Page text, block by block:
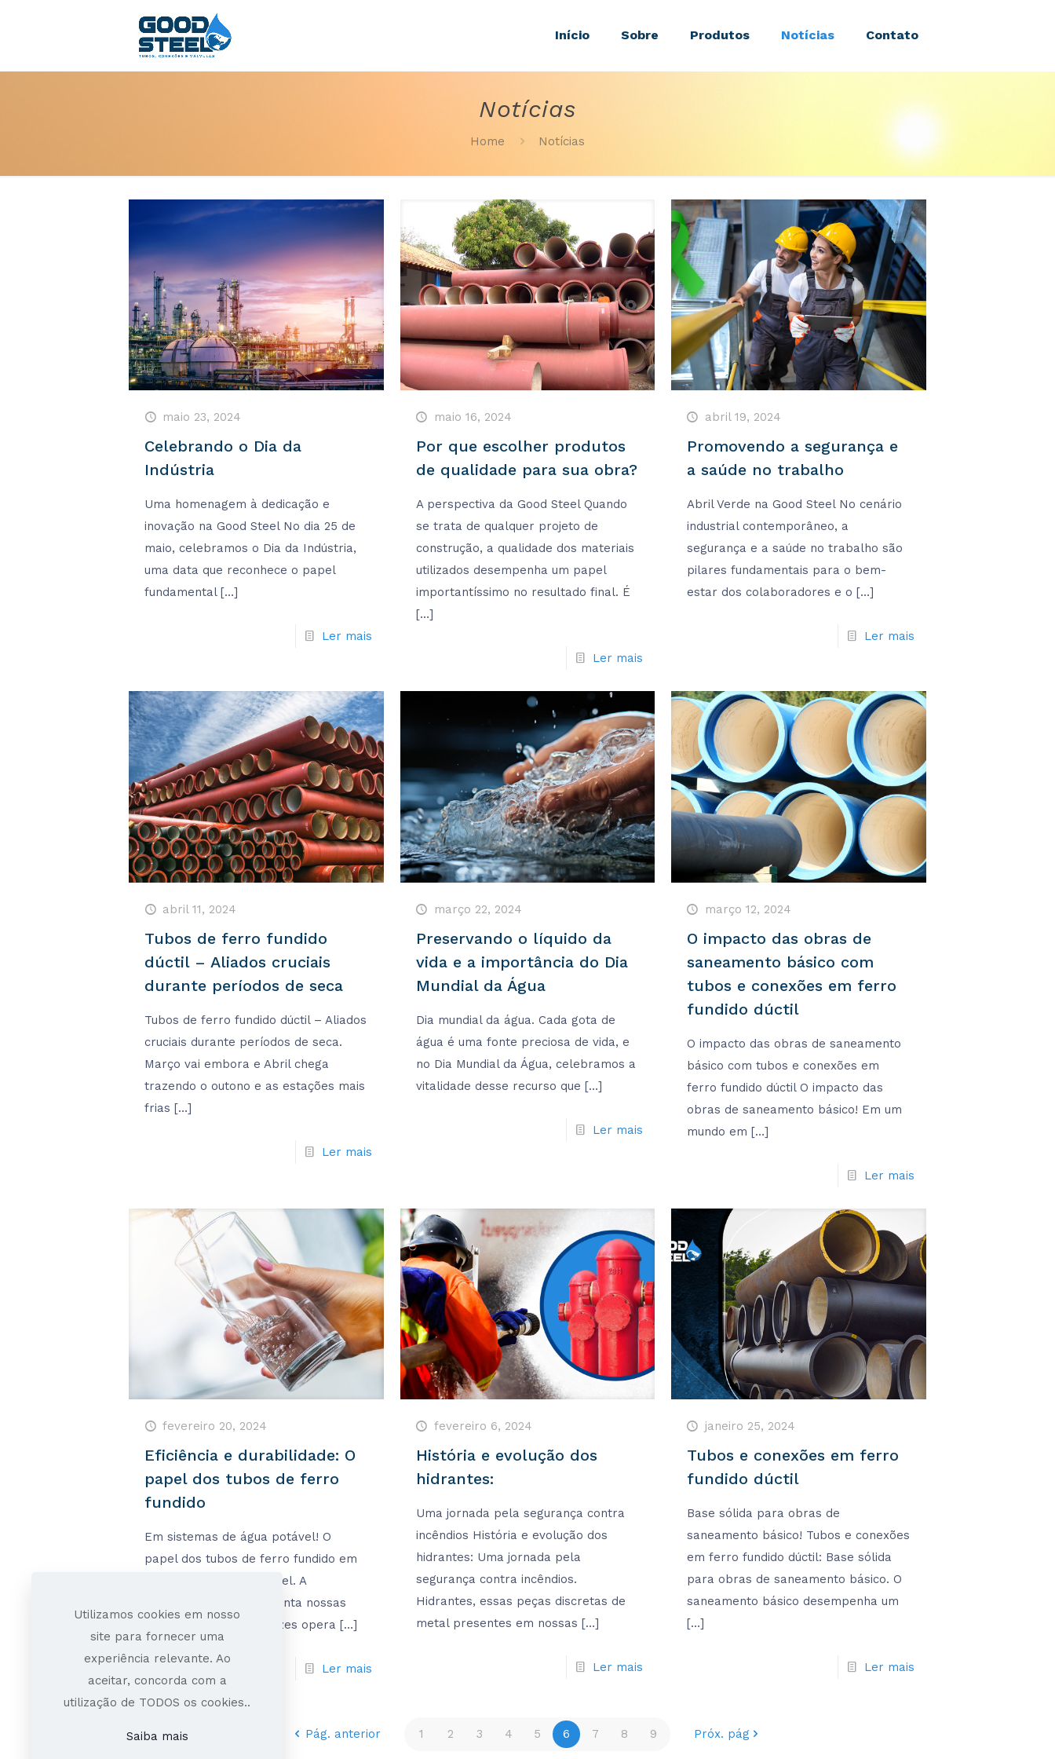
Início Sobre Produtos Notícias Contato
Notícias
Home Notícias
maio 23, 2024
Celebrando o Dia da
Indústria
Uma homenagem à dedicação e
inovação na Good Steel No dia 25 de
maio, celebramos o Dia da Indústria,
uma data que reconhece o papel
fundamental[…]
Ler mais
maio 16, 2024
Por que escolher produtos
de qualidade para sua obra?
A perspectiva da Good Steel Quando
se trata de qualquer projeto de
construção, a qualidade dos materiais
utilizados desempenha um papel
importantíssimo no resultado final. É
[…]
Ler mais
abril 19, 2024
Promovendo a segurança e
a saúde no trabalho
Abril Verde na Good Steel No cenário
industrial contemporâneo, a
segurança e a saúde no trabalho são
pilares fundamentais para o bem-
estar dos colaboradores e o […]
Ler mais
abril 11, 2024
Tubos de ferro fundido
dúctil – Aliados cruciais
durante períodos de seca
Tubos de ferro fundido dúctil – Aliados
cruciais durante períodos de seca.
Março vai embora e Abril chega
trazendo o outono e as estações mais
frias […]
Ler mais
março 22, 2024
Preservando o líquido da
vida e a importância do Dia
Mundial da Água
Dia mundial da água. Cada gota de
água é uma fonte preciosa de vida, e
no Dia Mundial da Água, celebramos a
vitalidade desse recurso que […]
Ler mais
março 12, 2024
O impacto das obras de
saneamento básico com
tubos e conexões em ferro
fundido dúctil
O impacto das obras de saneamento
básico com tubos e conexões em
ferro fundido dúctil O impacto das
obras de saneamento básico! Em um
mundo em […]
Ler mais
fevereiro 20, 2024
Eficiência e durabilidade: O
papel dos tubos de ferro
fundido
Em sistemas de água potável! O
papel dos tubos de ferro fundido em
sistemas de água potável. A
infraestrutura que sustenta nossas
comunidades muitas vezes opera […]
Ler mais
fevereiro 6, 2024
História e evolução dos
hidrantes:
Uma jornada pela segurança contra
incêndios História e evolução dos
hidrantes: Uma jornada pela
segurança contra incêndios.
Hidrantes, essas peças discretas de
metal presentes em nossas […]
Ler mais
janeiro 25, 2024
Tubos e conexões em ferro
fundido dúctil
Base sólida para obras de
saneamento básico! Tubos e conexões
em ferro fundido dúctil: Base sólida
para obras de saneamento básico. O
saneamento básico desempenha um
[…]
Ler mais
Pág. anterior 1 2 3 4 5 6 7 8 9 Próx. pág
Utilizamos cookies em nosso
site para fornecer uma
experiência relevante. Ao
aceitar, concorda com a
utilização de TODOS os cookies..
Saiba mais